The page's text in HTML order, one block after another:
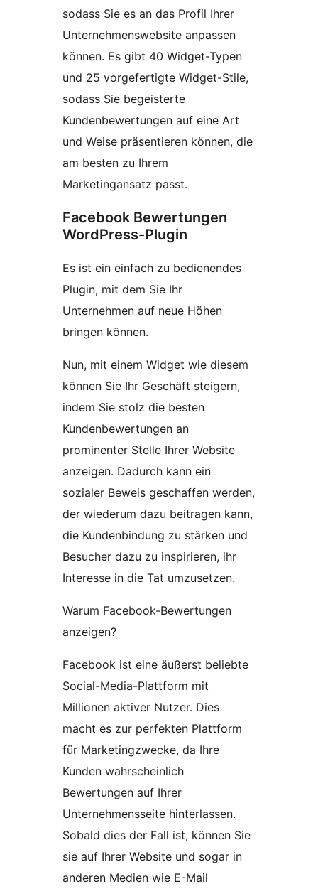
sodass Sie es an das Profil Ihrer
Unternehmenswebsite anpassen
können. Es gibt 40 Widget-Typen
und 25 vorgefertigte Widget-Stile,
sodass Sie begeisterte
Kundenbewertungen auf eine Art
und Weise präsentieren können, die
am besten zu Ihrem
Marketingansatz passt.
Facebook Bewertungen
WordPress-Plugin
Es ist ein einfach zu bedienendes
Plugin, mit dem Sie Ihr
Unternehmen auf neue Höhen
bringen können.
Nun, mit einem Widget wie diesem
können Sie Ihr Geschäft steigern,
indem Sie stolz die besten
Kundenbewertungen an
prominenter Stelle Ihrer Website
anzeigen. Dadurch kann ein
sozialer Beweis geschaffen werden,
der wiederum dazu beitragen kann,
die Kundenbindung zu stärken und
Besucher dazu zu inspirieren, ihr
Interesse in die Tat umzusetzen.
Warum Facebook-Bewertungen
anzeigen?
Facebook ist eine äußerst beliebte
Social-Media-Plattform mit
Millionen aktiver Nutzer. Dies
macht es zur perfekten Plattform
für Marketingzwecke, da Ihre
Kunden wahrscheinlich
Bewertungen auf Ihrer
Unternehmensseite hinterlassen.
Sobald dies der Fall ist, können Sie
sie auf Ihrer Website und sogar in
anderen Medien wie E-Mail